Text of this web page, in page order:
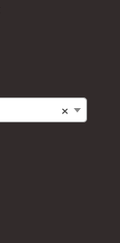
×